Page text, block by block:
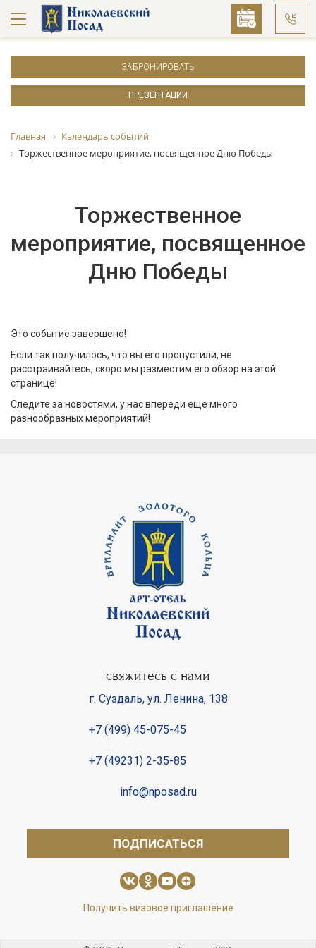
ЗАБРОНИРОВАТЬ
ПРЕЗЕНТАЦИИ
Главная
Календарь событий
Торжественное мероприятие, посвященное Дню Победы
Торжественное
мероприятие, посвященное
Дню Победы
Это событие завершено!
Если так получилось, что вы его пропустили, не
расстраивайтесь, скоро мы разместим его обзор на этой
странице!
Следите за новостями, у нас впереди еще много
разнообразных мероприятий!
свяжитесь с нами
г. Суздаль, ул. Ленина, 138
+7 (499) 45-075-45
+7 (49231) 2-35-85
info@nposad.ru
ПОДПИСАТЬСЯ
Получить визовое приглашение